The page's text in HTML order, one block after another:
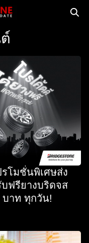
โมชั่นพิเศษส่ง
บฟรียางบริดจส
บาท ทุกวัน!